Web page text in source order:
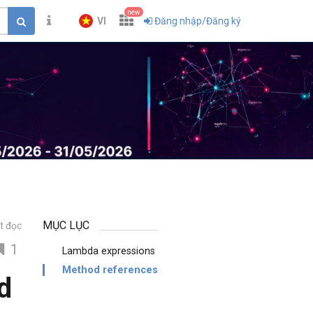
VI
new
Đăng nhập/Đăng ký
đọc
1
MỤC LỤC
Lambda expressions
Method references